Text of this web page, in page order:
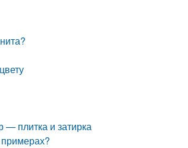
— плитка и затирка